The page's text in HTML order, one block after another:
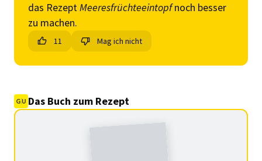
das RezeptMeeresfrüchteeintopfnoch besser
zu machen.
11 Mag ich nicht
Das Buch zum Rezept